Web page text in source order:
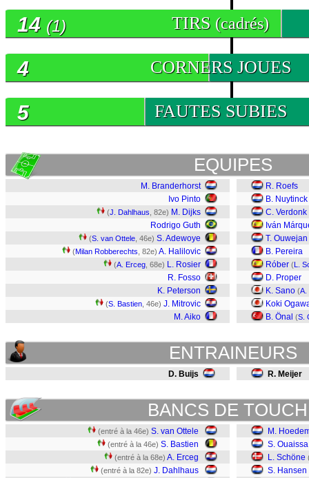
TIRS (cadrés)
14 (1)
CORNERS JOUES
4
FAUTES SUBIES
5
EQUIPES
M. Branderhorst
Ivo Pinto
(J. Dahlhaus , 82e) M. Dijks
Rodrigo Guth
(S. van Ottele , 46e) S. Adewoye
(Milan Robberechts , 82e) A. Halilovic
(A. Erceg , 68e) L. Rosier
R. Fosso
K. Peterson
(S. Bastien , 46e) J. Mitrovic
M. Aiko
R. Roefs
B. Nuytinck
C. Verdonk
Iván
T. Ouwejan
B. Pereira
Róber (L.
D. Proper
K. Sano (A.
Koki
B. Önal (S.
ENTRAINEURS
D. Buijs R. Meijer
BANCS DE
(entré à la 46e) S. van Ottele
(entré à la 46e) S. Bastien
(entré à la 68e) A. Erceg
(entré à la 82e) J. Dahlhaus
M.
S. Ouaissa
L. Schöne
S. Hansen